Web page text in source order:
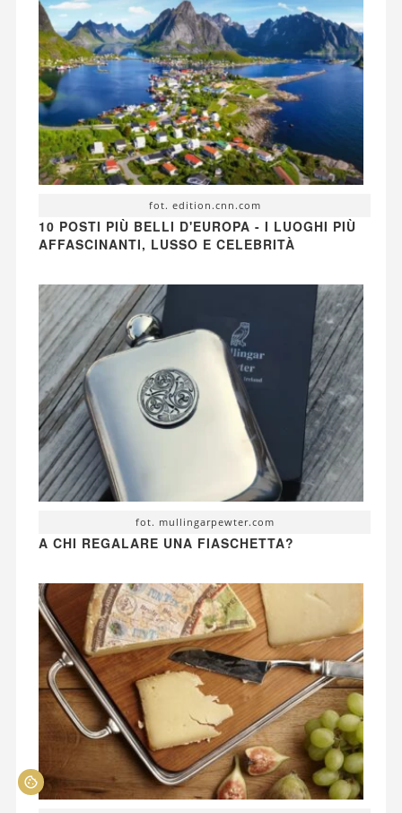
fot. edition.cnn.com
10 POSTI PIÙ BELLI D'EUROPA - I LUOGHI PIÙ
AFFASCINANTI, LUSSO E CELEBRITÀ
fot. mullingarpewter.com
A CHI REGALARE UNA FIASCHETTA?